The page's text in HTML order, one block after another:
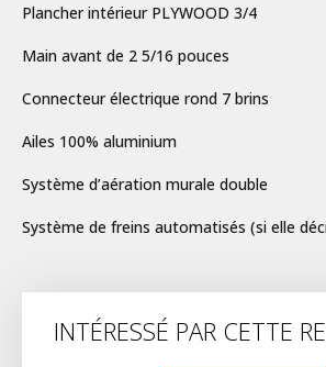
Plancher intérieur PLYWOOD 3/4
Main avant de 2 5/16 pouces
Connecteur électrique rond 7 brins
Ailes 100% aluminium
Système d’aération murale double
Système de freins automatisés (si elle
INTÉRESSÉ PAR CETTE